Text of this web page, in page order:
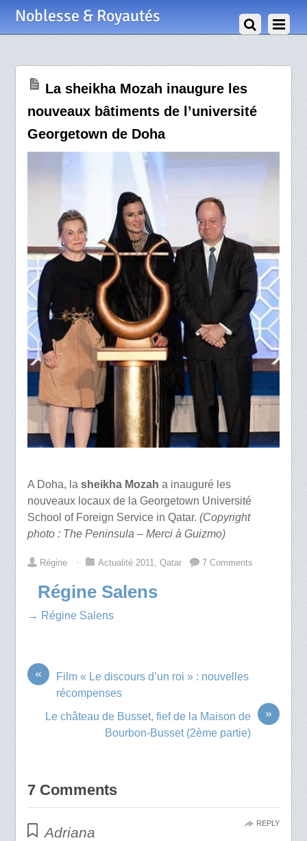
Noblesse & Royautés
La sheikha Mozah inaugure les
nouveaux bâtiments de l’université
Georgetown de Doha
A Doha, la sheikha Mozah a inauguré les
nouveaux locaux de la Georgetown Université
School of Foreign Service in Qatar. (Copyright
photo : The Peninsula – Merci à Guizmo)
Régine ⋅ Actualité 2011 Qatar 7 Comments
Régine Salens
→ Régine Salens
«
Film « Le discours d’un roi » : nouvelles
récompenses
»
Le château de Busset, fief de la Maison de
Bourbon-Busset (2ème partie)
7 Comments
Adriana
REPLY